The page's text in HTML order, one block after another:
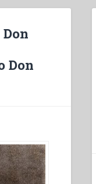
Don